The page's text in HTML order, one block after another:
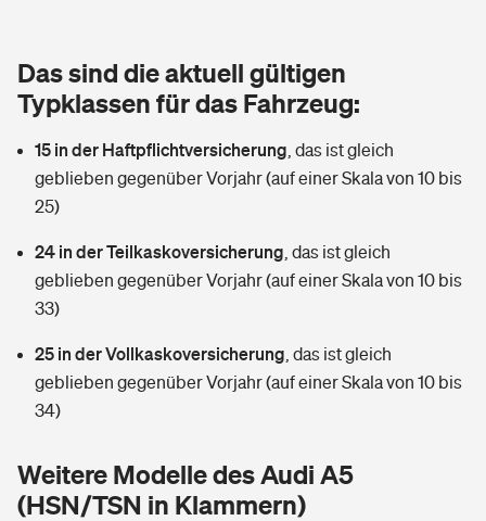
Tools
Wer versichert was: Jetzt Versicherer finden
Sie haben Fragen?
Glasversicherung
Mietkautionsversicherung
Restkreditversicherung
Zur Übersicht
Tools
Wer versichert was: Jetzt Versicherer finden
Kinderunfall­ver­si­che­rung
Kinderinvalidität
Hundehalter-Haftpflicht
Handyversicherung
Musikinstrumentenversicherung
Dread-Disease-Versicherung
Tierkrankenversicherung
Zur Übersicht
Tools
Wer versichert was: Jetzt Versicherer finden
Sie haben Fragen?
Rentenrechner: Wie viel Geld bekomme ich im Alter?
Das sind die aktuell gültigen
Typklassen für das Fahrzeug:
15 in der Haftpflichtversicherung das ist gleich
geblieben gegenüber Vorjahr (auf einer Skala von 10 bis
25)
24 in der Teilkaskoversicherung das ist gleich
geblieben gegenüber Vorjahr (auf einer Skala von 10 bis
33)
25 in der Vollkaskoversicherung das ist gleich
geblieben gegenüber Vorjahr (auf einer Skala von 10 bis
34)
Weitere Modelle des Audi A5
(HSN/TSN in Klammern)